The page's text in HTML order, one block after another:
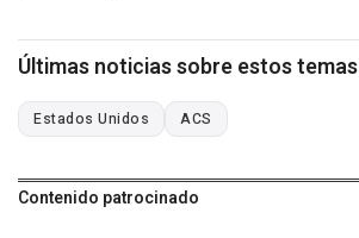
Últimas noticias sobre estos temas
Estados Unidos ACS
Contenido patrocinado